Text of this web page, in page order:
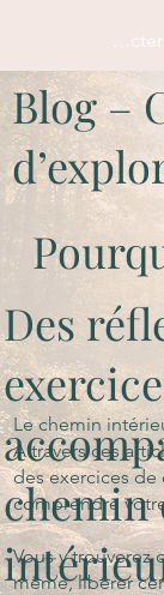
Se connecter
Blog –
Des
chemin
Le chemin
À travers ces
des exercices
comprendre
Vous y trouverez
même, libérer